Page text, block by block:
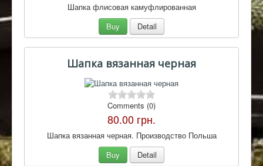
Шапка флисовая камуфлированная
Buy
Detail
Шапка вязанная черная
Comments (0)
80.00 грн.
Шапка вязанная черная. Производство Польша
Buy
Detail